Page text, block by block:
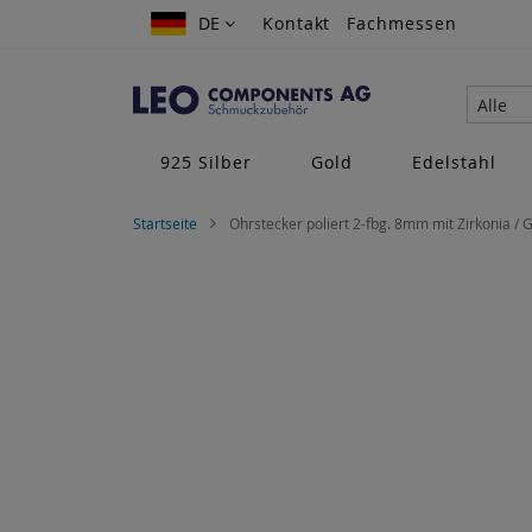
Zum
DE
DE Kontakt Fachmessen
Alle
925 Silber
Gold Edelstahl
Startseite Ohrstecker poliert 2-fbg. 8mm mit Zirkonia /